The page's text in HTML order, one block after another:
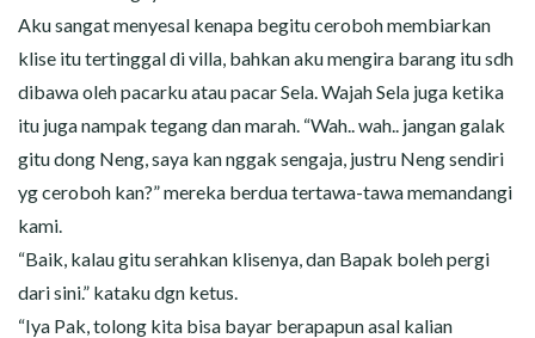
Aku sangat menyesal kenapa begitu ceroboh membiarkan
klise itu tertinggal di villa, bahkan aku mengira barang itu sdh
dibawa oleh pacarku atau pacar Sela. Wajah Sela juga ketika
itu juga nampak tegang dan marah. “Wah.. wah.. jangan galak
gitu dong Neng, saya kan nggak sengaja, justru Neng sendiri
yg ceroboh kan?” mereka berdua tertawa-tawa memandangi
kami.
“Baik, kalau gitu serahkan klisenya, dan Bapak boleh pergi
dari sini.” kataku dgn ketus.
“Iya Pak, tolong kita bisa bayar berapapun asal kalian